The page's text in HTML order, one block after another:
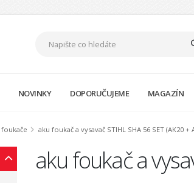
NOVINKY DOPORUČUJEME MAGAZÍN
foukače aku foukač a vysavač STIHL SHA 56 SET (AK20 +
aku foukač a